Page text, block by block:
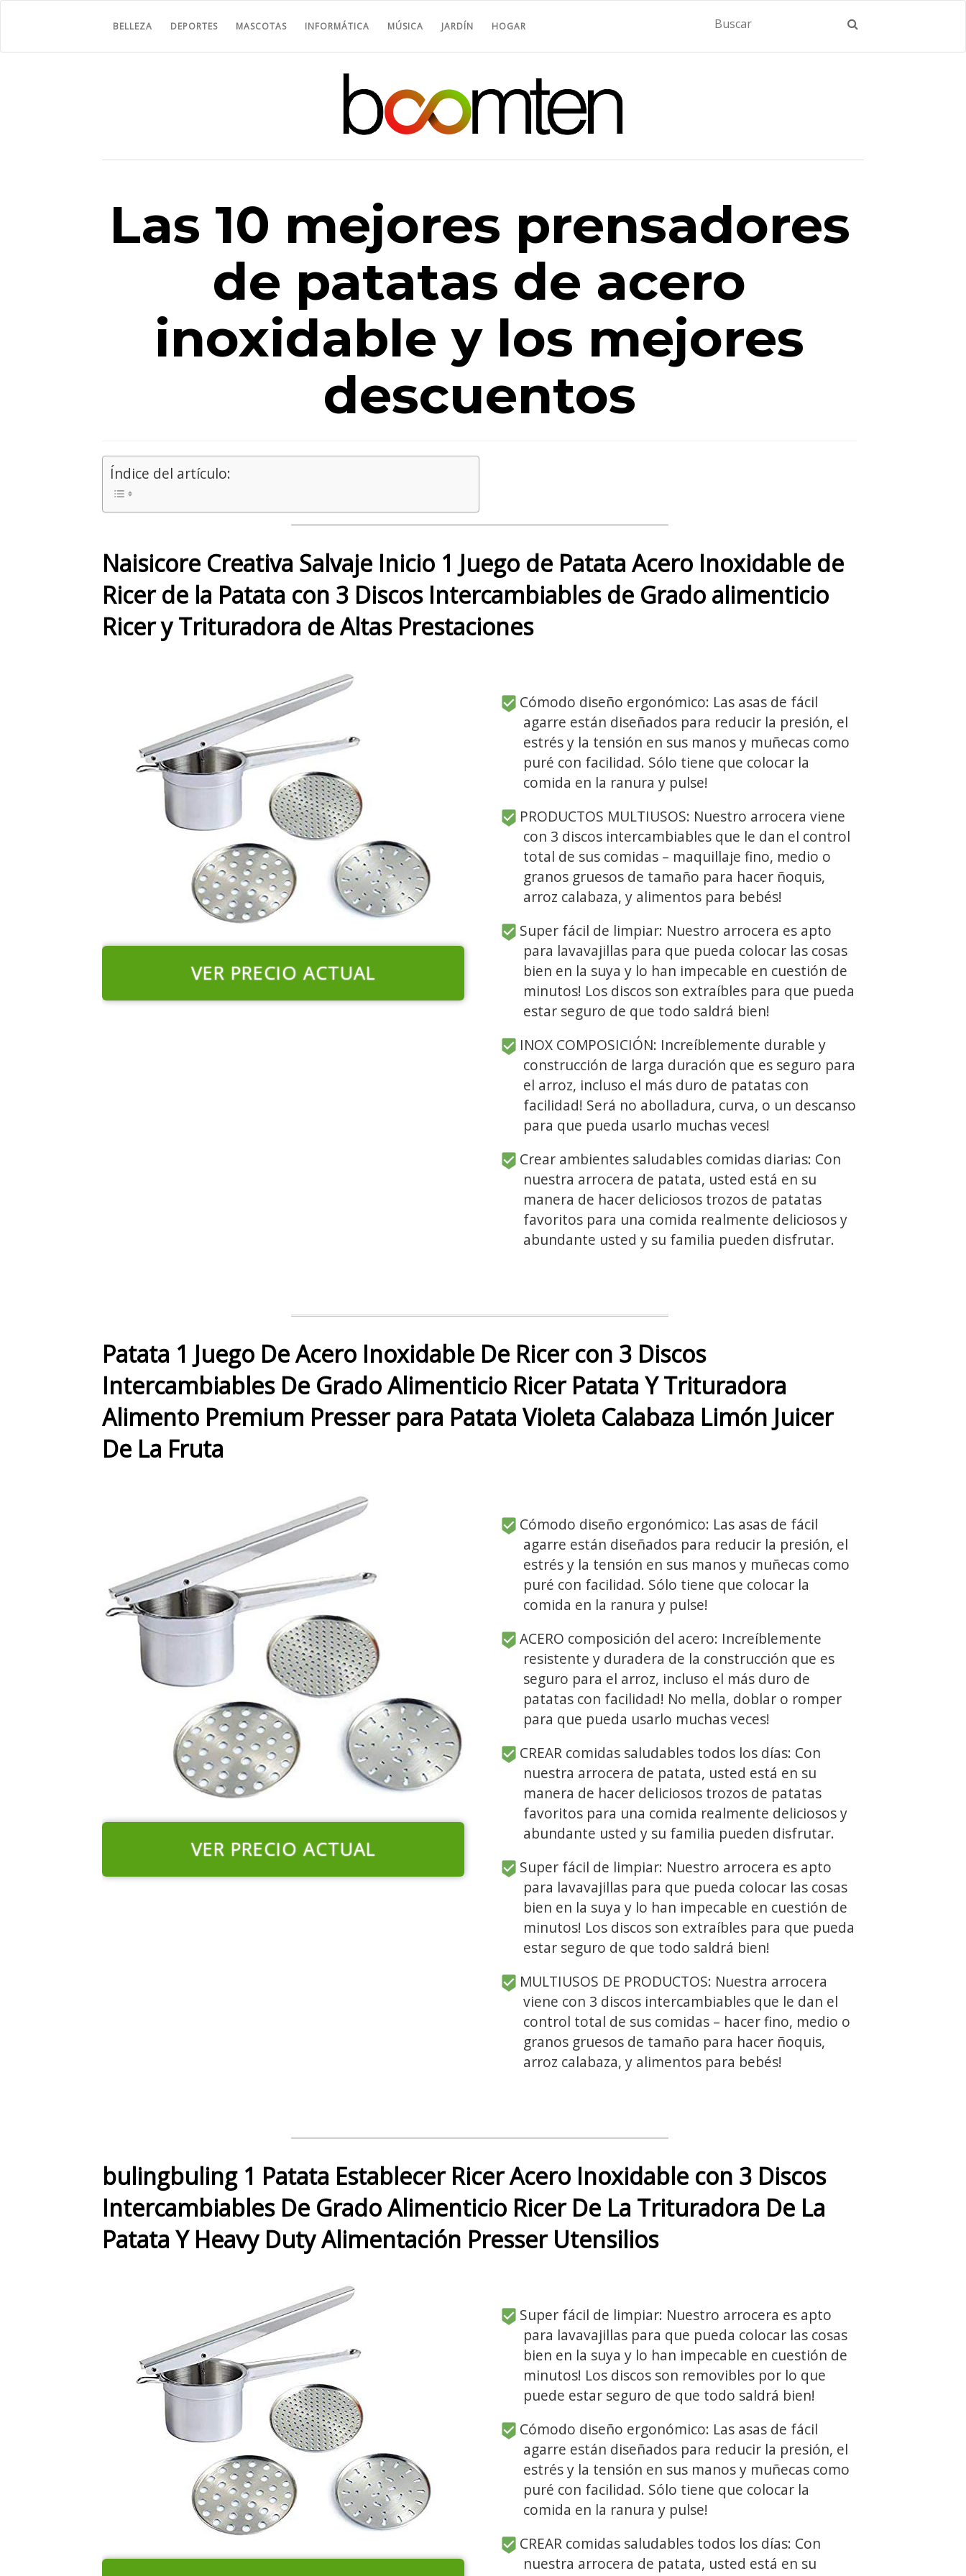
BELLEZA DEPORTES MASCOTAS INFORMÁTICA MÚSICA JARDÍN HOGAR
Las 10 mejores prensadores
de patatas de acero
inoxidable y los mejores
descuentos
Índice del artículo:
Naisicore Creativa Salvaje Inicio 1 Juego de Patata Acero Inoxidable de
Ricer de la Patata con 3 Discos Intercambiables de Grado alimenticio
Ricer y Trituradora de Altas Prestaciones
VER PRECIO ACTUAL
Cómodo diseño ergonómico: Las asas de fácil
agarre están diseñados para reducir la presión, el
estrés y la tensión en sus manos y muñecas como
puré con facilidad. Sólo tiene que colocar la
comida en la ranura y pulse!
PRODUCTOS MULTIUSOS: Nuestro arrocera viene
con 3 discos intercambiables que le dan el control
total de sus comidas – maquillaje fino, medio o
granos gruesos de tamaño para hacer ñoquis,
arroz calabaza, y alimentos para bebés!
Super fácil de limpiar: Nuestro arrocera es apto
para lavavajillas para que pueda colocar las cosas
bien en la suya y lo han impecable en cuestión de
minutos! Los discos son extraíbles para que pueda
estar seguro de que todo saldrá bien!
INOX COMPOSICIÓN: Increíblemente durable y
construcción de larga duración que es seguro para
el arroz, incluso el más duro de patatas con
facilidad! Será no abolladura, curva, o un descanso
para que pueda usarlo muchas veces!
Crear ambientes saludables comidas diarias: Con
nuestra arrocera de patata, usted está en su
manera de hacer deliciosos trozos de patatas
favoritos para una comida realmente deliciosos y
abundante usted y su familia pueden disfrutar.
Patata 1 Juego De Acero Inoxidable De Ricer con 3 Discos
Intercambiables De Grado Alimenticio Ricer Patata Y Trituradora
Alimento Premium Presser para Patata Violeta Calabaza Limón Juicer
De La Fruta
VER PRECIO ACTUAL
Cómodo diseño ergonómico: Las asas de fácil
agarre están diseñados para reducir la presión, el
estrés y la tensión en sus manos y muñecas como
puré con facilidad. Sólo tiene que colocar la
comida en la ranura y pulse!
ACERO composición del acero: Increíblemente
resistente y duradera de la construcción que es
seguro para el arroz, incluso el más duro de
patatas con facilidad! No mella, doblar o romper
para que pueda usarlo muchas veces!
CREAR comidas saludables todos los días: Con
nuestra arrocera de patata, usted está en su
manera de hacer deliciosos trozos de patatas
favoritos para una comida realmente deliciosos y
abundante usted y su familia pueden disfrutar.
Super fácil de limpiar: Nuestro arrocera es apto
para lavavajillas para que pueda colocar las cosas
bien en la suya y lo han impecable en cuestión de
minutos! Los discos son extraíbles para que pueda
estar seguro de que todo saldrá bien!
MULTIUSOS DE PRODUCTOS: Nuestra arrocera
viene con 3 discos intercambiables que le dan el
control total de sus comidas – hacer fino, medio o
granos gruesos de tamaño para hacer ñoquis,
arroz calabaza, y alimentos para bebés!
bulingbuling 1 Patata Establecer Ricer Acero Inoxidable con 3 Discos
Intercambiables De Grado Alimenticio Ricer De La Trituradora De La
Patata Y Heavy Duty Alimentación Presser Utensilios
Super fácil de limpiar: Nuestro arrocera es apto
para lavavajillas para que pueda colocar las cosas
bien en la suya y lo han impecable en cuestión de
minutos! Los discos son removibles por lo que
puede estar seguro de que todo saldrá bien!
Cómodo diseño ergonómico: Las asas de fácil
agarre están diseñados para reducir la presión, el
estrés y la tensión en sus manos y muñecas como
puré con facilidad. Sólo tiene que colocar la
comida en la ranura y pulse!
CREAR comidas saludables todos los días: Con
nuestra arrocera de patata, usted está en su